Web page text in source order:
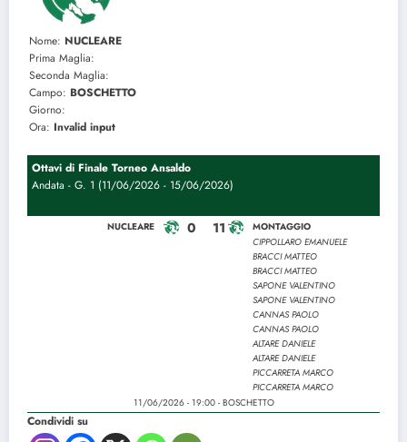
Nome: NUCLEARE
Prima Maglia:
Seconda Maglia:
Campo: BOSCHETTO
Giorno:
Ora: Invalid input
Ottavi di Finale Torneo Ansaldo
Andata - G. 1 (11/06/2026 - 15/06/2026)
NUCLEARE 0 11
MONTAGGIO
CIPPOLLARO EMANUELE
BRACCI MATTEO
BRACCI MATTEO
SAPONE VALENTINO
SAPONE VALENTINO
CANNAS PAOLO
CANNAS PAOLO
ALTARE DANIELE
ALTARE DANIELE
PICCARRETA MARCO
PICCARRETA MARCO
11/06/2026 - 19:00 - BOSCHETTO
Condividi su